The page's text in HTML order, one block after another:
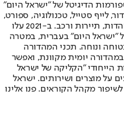
הדיגיטל של "ישראל היום"
לייף סטייל, טכנולוגיה, ספורט,
כלכלה וצרכנות, בריאות, חיילים, אוכל, יהדות, תיירות ורכב. ב-2021 עלו
"ישראל היום" בעברית, במטרה
ונוחה. תכני המהדורה
יומית מקוונת, ואפשר
הייחודי "הקליקה של ישראל
על מוצרים ושירותים. ישראל
מקהל הקוראים. פנו אלינו